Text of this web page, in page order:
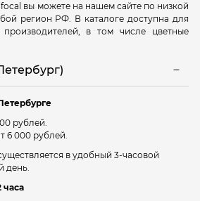
вы можете на нашем сайте по низкой
регион РФ. В каталоге доступна для
производителей, в том числе цветные
рублей.
6 000 рублей.
в удобный 3-часовой
день.
часа